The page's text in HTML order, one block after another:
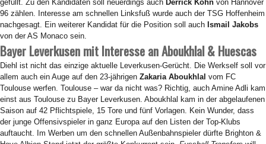
gefüllt. Zu den Kandidaten soll neuerdings auch Derrick Köhn von Hannover
96 zählen. Interesse am schnellen Linksfuß wurde auch der TSG Hoffenheim
nachgesagt. Ein weiterer Kandidat für die Position soll auch Ismail Jakobs
von der AS Monaco sein.
Bayer Leverkusen mit Interesse an Aboukhlal & Huescas
Diehl ist nicht das einzige aktuelle Leverkusen-Gerücht. Die Werkself soll vor
allem auch ein Auge auf den 23-jährigen Zakaria Aboukhlal vom FC
Toulouse werfen. Toulouse – war da nicht was? Richtig, auch Amine Adli kam
einst aus Toulouse zu Bayer Leverkusen. Aboukhlal kam in der abgelaufenen
Saison auf 42 Pflichtspiele, 15 Tore und fünf Vorlagen. Kein Wunder, dass
der junge Offensivspieler in ganz Europa auf den Listen der Top-Klubs
auftaucht. Im Werben um den schnellen Außenbahnspieler dürfte Brighton &